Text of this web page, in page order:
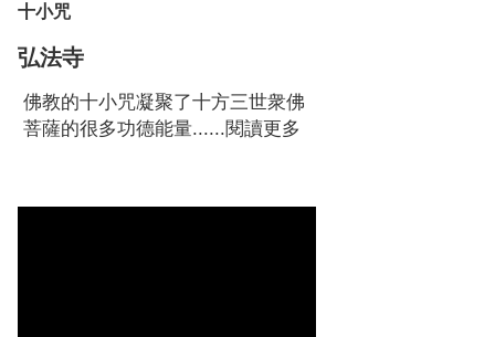
十小咒
弘法寺
佛教的十小咒凝聚了十方三世衆佛
菩薩的很多功德能量......閱讀更多